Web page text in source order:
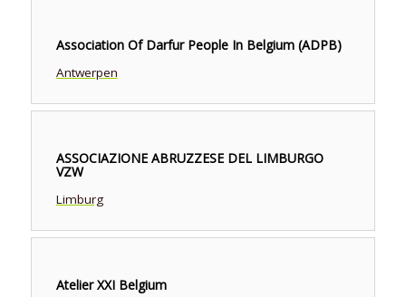
Association Of Darfur People In Belgium (ADPB)
Antwerpen
ASSOCIAZIONE ABRUZZESE DEL LIMBURGO
VZW
Limburg
Atelier XXI Belgium